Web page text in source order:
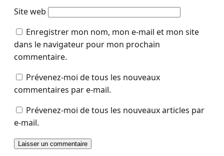
Site web
Enregistrer mon nom, mon e-mail et mon site
dans le navigateur pour mon prochain
commentaire.
Prévenez-moi de tous les nouveaux
commentaires par e-mail.
Prévenez-moi de tous les nouveaux articles par
e-mail.